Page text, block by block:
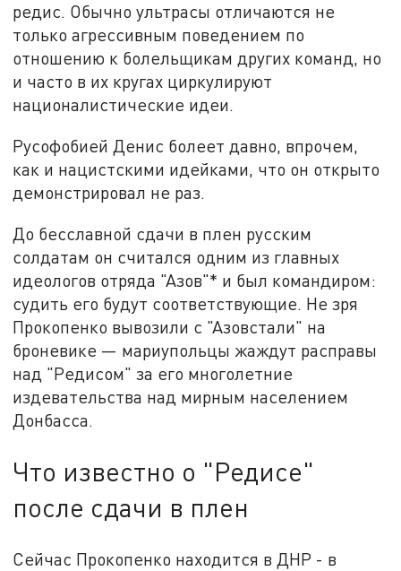
редис. Обычно ультрасы отличаются не
только агрессивным поведением по
отношению к болельщикам других команд, но
и часто в их кругах циркулируют
националистические идеи.
Русофобией Денис болеет давно, впрочем,
как и нацистскими идейками, что он открыто
демонстрировал не раз.
До бесславной сдачи в плен русским
солдатам он считался одним из главных
идеологов отряда "Азов"* и был командиром:
судить его будут соответствующие. Не зря
Прокопенко вывозили с "Азовстали" на
броневике — мариупольцы жаждут расправы
над "Редисом" за его многолетние
издевательства над мирным населением
Донбасса.
Что известно о "Редисе"
после сдачи в плен
Сейчас Прокопенко находится в ДНР - в